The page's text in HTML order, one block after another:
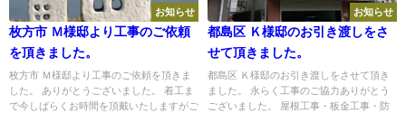
お知らせ
枚方市 Ｍ様邸より工事のご依頼
を頂きました。
枚方市 Ｍ様邸より工事のご依頼を頂きま
した。 ありがとうございました。 着工ま
で今しばらくお時間を頂戴いたしますがご
お知らせ
都島区 Ｋ様邸のお引き渡しをさ
せて頂きました。
都島区 Ｋ様邸のお引き渡しをさせて頂き
ました。 永らく工事のご協力ありがとう
ございました。 屋根工事・板金工事・防